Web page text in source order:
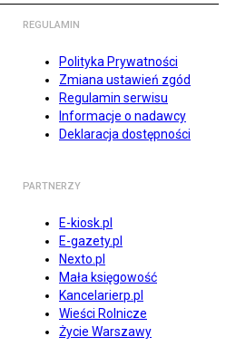
REGULAMIN
Polityka Prywatności
Zmiana ustawień zgód
Regulamin serwisu
Informacje o nadawcy
Deklaracja dostępności
PARTNERZY
E-kiosk.pl
E-gazety.pl
Nexto.pl
Mała księgowość
Kancelarierp.pl
Wieści Rolnicze
Życie Warszawy